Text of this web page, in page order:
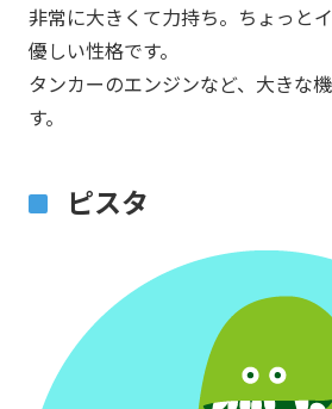
非常に大きくて力持ち。ちょっと
優しい性格です。
タンカーのエンジンなど、大きな
す。
ピスタ